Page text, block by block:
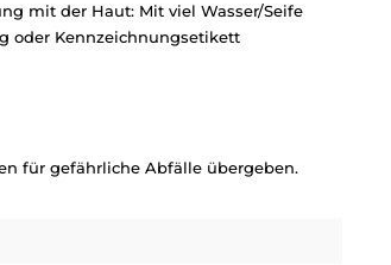
mit der Haut: Mit viel Wasser/Seife
oder Kennzeichnungsetikett
für gefährliche Abfälle übergeben.